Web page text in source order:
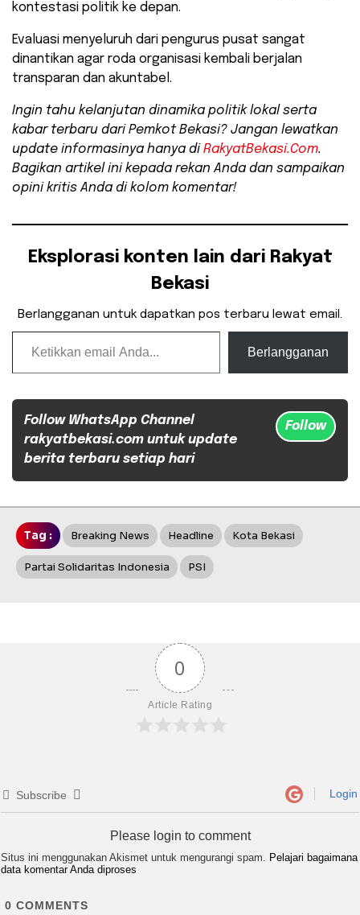
kontestasi politik ke depan.
Evaluasi menyeluruh dari pengurus pusat sangat
dinantikan agar roda organisasi kembali berjalan
transparan dan akuntabel.
Ingin tahu kelanjutan dinamika politik lokal serta
kabar terbaru dari Pemkot Bekasi? Jangan lewatkan
update informasinya hanya di RakyatBekasi.Com.
Bagikan artikel ini kepada rekan Anda dan sampaikan
opini kritis Anda di kolom komentar!
Eksplorasi konten lain dari Rakyat
Bekasi
Berlangganan untuk dapatkan pos terbaru lewat email.
Ketikkan email Anda...
Berlangganan
Follow WhatsApp Channel
rakyatbekasi.com untuk update
berita terbaru setiap hari
Follow
Tag : Breaking News Headline Kota Bekasi
Partai Solidaritas Indonesia PSI
0
Article Rating
Subscribe Login
Please login to comment
Situs ini menggunakan Akismet untuk mengurangi spam. Pelajari bagaimana
data komentar Anda diproses
0 COMMENTS